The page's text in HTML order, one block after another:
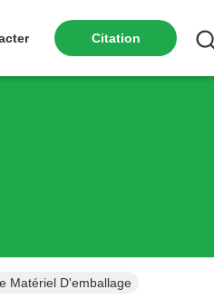
Citation
Matériel D'emballage